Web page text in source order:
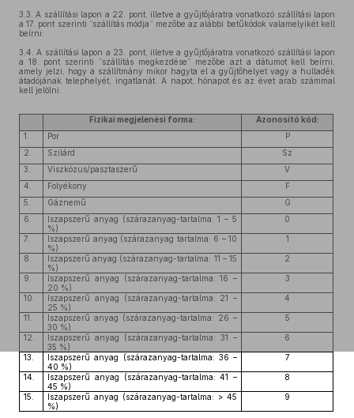
3.3. A szállítási lapon a 22. pont, illetve a gyűjtőjáratra vonatkozó szállítási lapon
a 17. pont szerinti ”szállítás módja” mezőbe az alábbi betűkódok valamelyikét kell
beírni:
3.4. A szállítási lapon a 23. pont, illetve a gyűjtőjáratra vonatkozó szállítási lapon
a 18. pont szerinti ”szállítás megkezdése” mezőbe azt a dátumot kell beírni,
amely jelzi, hogy a szállítmány mikor hagyta el a gyűjtőhelyet vagy a hulladék
átadójának telephelyét, ingatlanát. A napot, hónapot és az évet arab számmal
kell jelölni.
Fizikai megjelenési forma:
Azonosító kód:
1.
Por
P
2.
Szilárd
Sz
3.
Viszkózus/pasztaszerű
V
4.
Folyékony
F
5.
Gáznemű
G
6.
Iszapszerű anyag (szárazanyag-tartalma: 1 – 5
%)
0
7.
Iszapszerű anyag (szárazanyag tartalma: 6 – 10
%)
1
8.
Iszapszerű anyag (szárazanyag-tartalma: 11 – 15
%)
2
9.
Iszapszerű anyag (szárazanyag-tartalma: 16 –
20 %)
3
10.
Iszapszerű anyag (szárazanyag-tartalma: 21 –
25 %)
4
11.
Iszapszerű anyag (szárazanyag-tartalma: 26 –
30 %)
5
12.
Iszapszerű anyag (szárazanyag-tartalma: 31 –
35 %)
6
13.
Iszapszerű anyag (szárazanyag-tartalma: 36 –
40 %)
7
14.
Iszapszerű anyag (szárazanyag-tartalma: 41 –
45 %)
8
15.
Iszapszerű anyag (szárazanyag-tartalma: > 45
%)
9